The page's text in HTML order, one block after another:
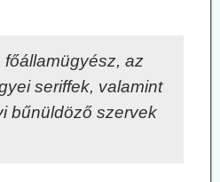
főállamügyész, az
seriffek, valamint
bűnüldöző szervek